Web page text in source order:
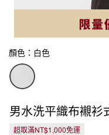
顏色：白色
男水洗平織布襯衫
超取滿NT$1,000免運